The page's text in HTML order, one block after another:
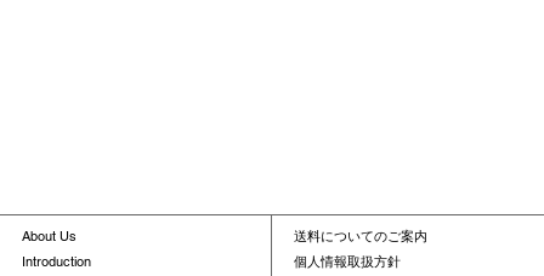
About Us
Introduction
送料についてのご案内
個人情報取扱方針